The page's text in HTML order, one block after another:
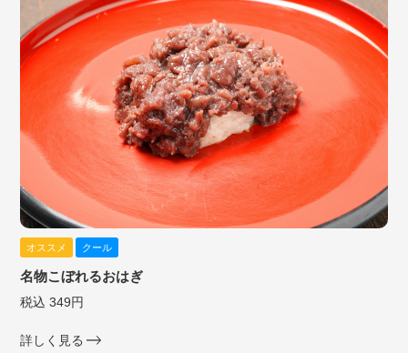
オススメ クール
名物こぼれるおはぎ
税込 349円
詳しく見る